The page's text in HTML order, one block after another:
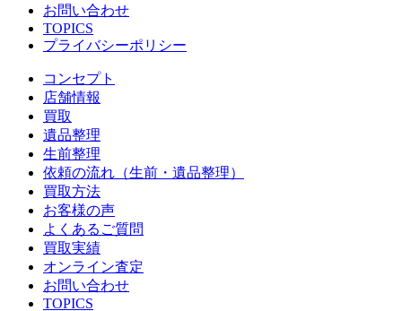
お問い合わせ
TOPICS
プライバシーポリシー
コンセプト
店舗情報
買取
遺品整理
生前整理
依頼の流れ（生前・遺品整理）
買取方法
お客様の声
よくあるご質問
買取実績
オンライン査定
お問い合わせ
TOPICS